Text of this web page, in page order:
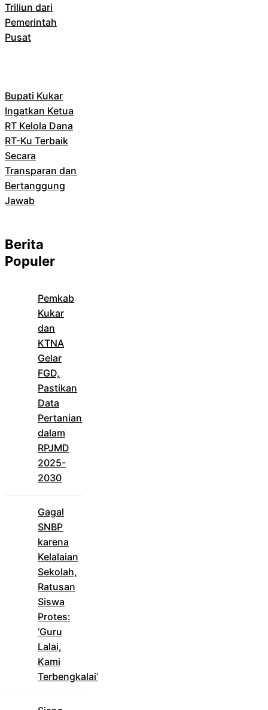
Triliun dari
Pemerintah
Pusat
Bupati Kukar
Ingatkan Ketua
RT Kelola Dana
RT-Ku Terbaik
Secara
Transparan dan
Bertanggung
Jawab
Berita
Populer
Pemkab
Kukar
dan
KTNA
Gelar
FGD,
Pastikan
Data
Pertanian
dalam
RPJMD
2025-
2030
Gagal
SNBP
karena
Kelalaian
Sekolah,
Ratusan
Siswa
Protes:
‘Guru
Lalai,
Kami
Terbengkalai’